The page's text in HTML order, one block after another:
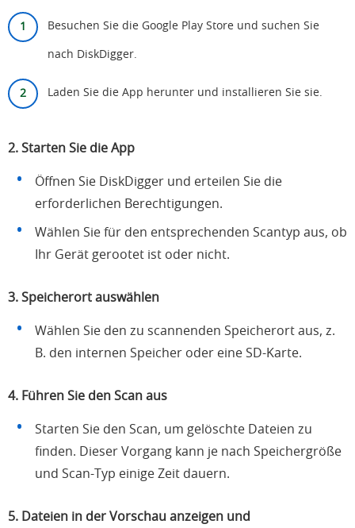
Besuchen Sie die Google Play Store und suchen Sie
nach DiskDigger.
Laden Sie die App herunter und installieren Sie sie.
2. Starten Sie die App
Öffnen Sie DiskDigger und erteilen Sie die
erforderlichen Berechtigungen.
Wählen Sie für den entsprechenden Scantyp aus, ob
Ihr Gerät gerootet ist oder nicht.
3. Speicherort auswählen
Wählen Sie den zu scannenden Speicherort aus, z.
B. den internen Speicher oder eine SD-Karte.
4. Führen Sie den Scan aus
Starten Sie den Scan, um gelöschte Dateien zu
finden. Dieser Vorgang kann je nach Speichergröße
und Scan-Typ einige Zeit dauern.
5. Dateien in der Vorschau anzeigen und